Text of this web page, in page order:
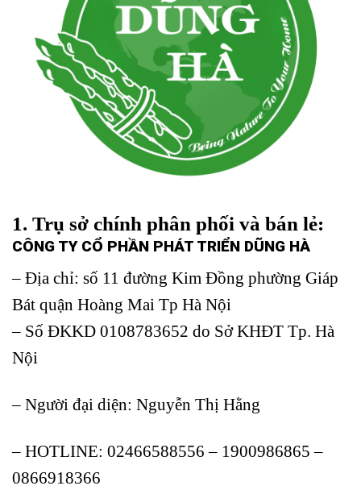
1. Trụ sở chính phân phối và bán lẻ:
CÔNG TY CỔ PHẦN PHÁT TRIỂN DŨNG HÀ
– Địa chỉ: số 11 đường Kim Đồng phường Giáp
Bát quận Hoàng Mai Tp Hà Nội
– Số ĐKKD 0108783652 do Sở KHĐT Tp. Hà
Nội
– Người đại diện: Nguyễn Thị Hằng
– HOTLINE: 02466588556 – 1900986865 –
0866918366